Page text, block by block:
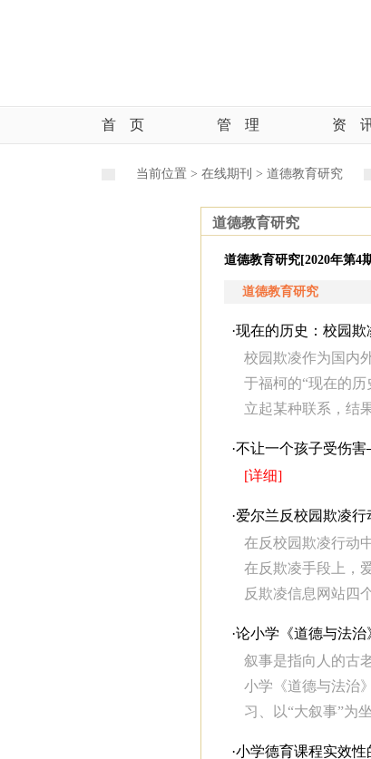
首 页 管 理 资
当前位置 > 在线期刊 > 道德教育研究
道德教育研究
道德教育研究[2020年第4
道德教育研究
·现在的历史：校园
校园欺凌作为国内
于福柯的“现在的
立起某种联系，结
·不让一个孩子受伤
[详细]
·爱尔兰反校园欺凌行
在反校园欺凌行动
在反欺凌手段上，
反欺凌信息网站四
·论小学《道德与法治
叙事是指向人的古
小学《道德与法治
习、以“大叙事”为
·小学德育课程实效